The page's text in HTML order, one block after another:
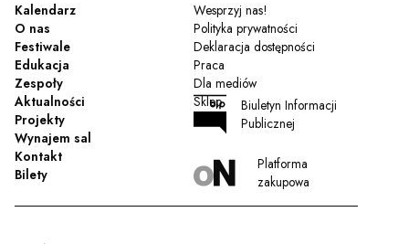
Kalendarz
O nas
Festiwale
Edukacja
Zespoły
Aktualności
Projekty
Wynajem sal
Kontakt
Bilety
Wesprzyj nas!
Polityka prywatności
Deklaracja dostępności
Praca
Dla mediów
Sklep
Biuletyn Informacji
Publicznej
Platforma
zakupowa